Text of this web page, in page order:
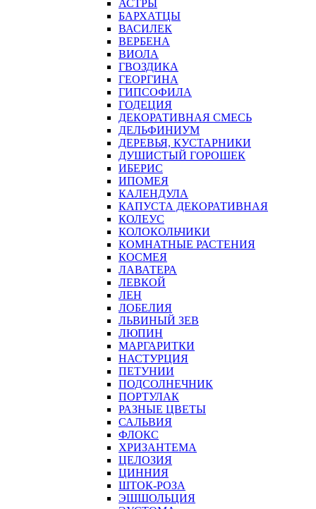
АСТРЫ
БАРХАТЦЫ
ВАСИЛЕК
ВЕРБЕНА
ВИОЛА
ГВОЗДИКА
ГЕОРГИНА
ГИПСОФИЛА
ГОДЕЦИЯ
ДЕКОРАТИВНАЯ СМЕСЬ
ДЕЛЬФИНИУМ
ДЕРЕВЬЯ, КУСТАРНИКИ
ДУШИСТЫЙ ГОРОШЕК
ИБЕРИС
ИПОМЕЯ
КАЛЕНДУЛА
КАПУСТА ДЕКОРАТИВНАЯ
КОЛЕУС
КОЛОКОЛЬЧИКИ
КОМНАТНЫЕ РАСТЕНИЯ
КОСМЕЯ
ЛАВАТЕРА
ЛЕВКОЙ
ЛЕН
ЛОБЕЛИЯ
ЛЬВИНЫЙ ЗЕВ
ЛЮПИН
МАРГАРИТКИ
НАСТУРЦИЯ
ПЕТУНИИ
ПОДСОЛНЕЧНИК
ПОРТУЛАК
РАЗНЫЕ ЦВЕТЫ
САЛЬВИЯ
ФЛОКС
ХРИЗАНТЕМА
ЦЕЛОЗИЯ
ЦИННИЯ
ШТОК-РОЗА
ЭШШОЛЬЦИЯ